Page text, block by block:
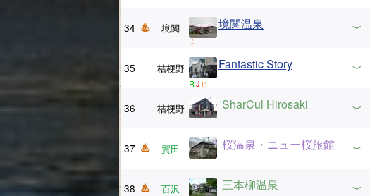
34 境関 境関温泉
じ
35 桔梗野 Fantastic Story
RJ じ
36 桔梗野 SharCul Hirosaki
37 賀田 桜温泉・ニュー桜旅館
38 百沢 三本柳温泉